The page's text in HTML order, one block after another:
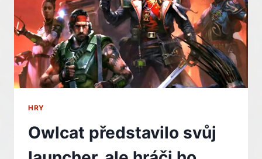
HRY
Owlcat představilo svůj